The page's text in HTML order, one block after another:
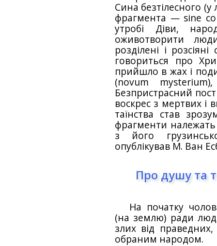
Сина безтілесного
фрагмента — sine
утробі Діви,
оживотворити
розділені і
говориться про
прийшло в жах і
(novum
Безпристрасний
воскрес з мертвих і
таїнства став
фрагменти
з його
опублікував М. Ван
Про душу та
На початку
(на землю) ради
злих від
обраним народом.